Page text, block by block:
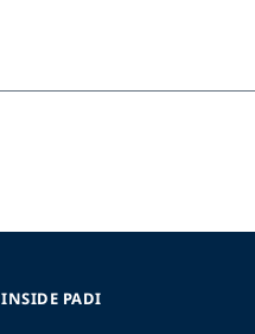
INSIDE PADI